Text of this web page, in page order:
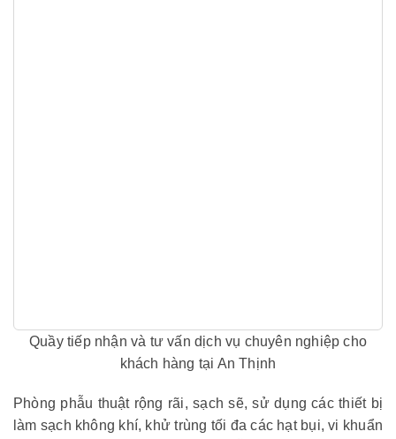
Quầy tiếp nhận và tư vấn dịch vụ chuyên nghiệp cho
khách hàng tại An Thịnh
Phòng phẫu thuật rộng rãi, sạch sẽ, sử dụng các thiết bị
làm sạch không khí, khử trùng tối đa các hạt bụi, vi khuẩn